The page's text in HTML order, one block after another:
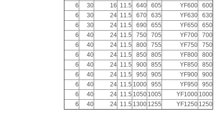
600
YF600
605
640
11.5
16
30
6
630
YF630
635
670
11.5
24
30
6
650
YF650
655
690
11.5
24
30
6
700
YF700
705
750
11.5
24
40
6
750
YF750
755
800
11.5
24
40
6
800
YF800
805
850
11.5
24
40
6
850
YF850
855
900
11.5
24
40
6
900
YF900
905
950
11.5
24
40
6
950
YF950
955
1000
11.5
24
40
6
1000
YF1000
1005
1050
11.5
24
40
6
1250
YF1250
1255
1300
11.5
24
40
6